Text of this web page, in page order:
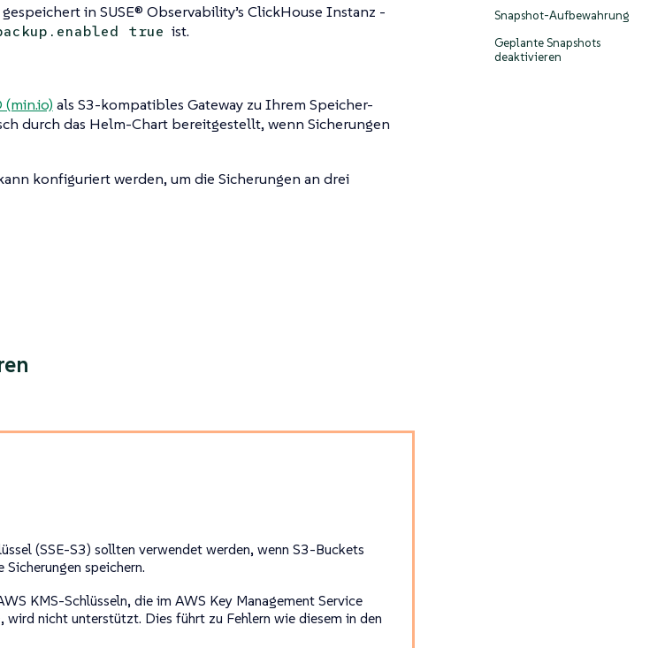
Snapshot-Aufbewahrung
Geplante Snapshots
deaktivieren
in SUSE® Observability’s ClickHouse Instanz -
true ist.
als S3-kompatibles Gateway zu Ihrem Speicher-
durch das Helm-Chart bereitgestellt, wenn Sicherungen
konfiguriert werden, um die Sicherungen an drei
(SSE-S3) sollten verwendet werden, wenn S3-Buckets
speichern.
KMS-Schlüsseln, die im AWS Key Management Service
wird nicht unterstützt. Dies führt zu Fehlern wie diesem in den